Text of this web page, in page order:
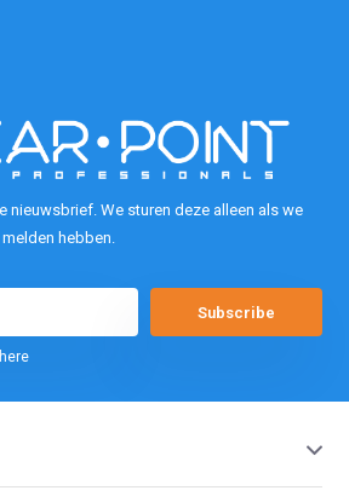
nieuwsbrief. We sturen deze alleen als we
hebben.
Subscribe